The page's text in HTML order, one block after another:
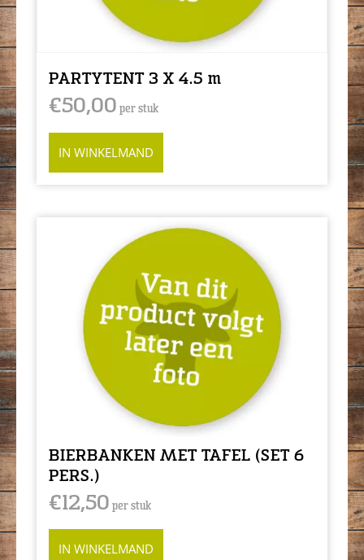
PARTYTENT 3 X 4.5 m
€50,00 per stuk
IN WINKELMAND
BIERBANKEN MET TAFEL (SET 6
PERS.)
€12,50 per stuk
IN WINKELMAND